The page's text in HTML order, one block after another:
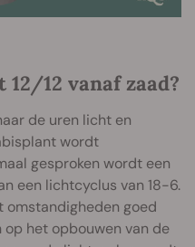
12 vanaf zaad?
de uren licht en
wordt
gesproken wordt een
een lichtcyclus van 18-6.
omstandigheden goed
het opbouwen van de